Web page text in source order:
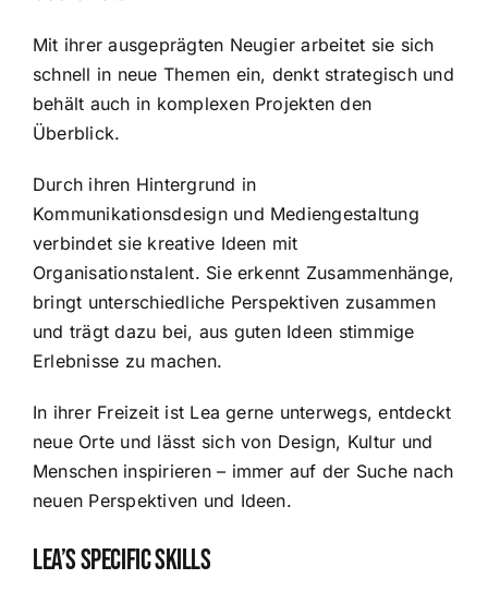
Mit ihrer ausgeprägten Neugier arbeitet sie sich
schnell in neue Themen ein, denkt strategisch und
behält auch in komplexen Projekten den
Überblick.
Durch ihren Hintergrund in
Kommunikationsdesign und Mediengestaltung
verbindet sie kreative Ideen mit
Organisationstalent. Sie erkennt Zusammenhänge,
bringt unterschiedliche Perspektiven zusammen
und trägt dazu bei, aus guten Ideen stimmige
Erlebnisse zu machen.
In ihrer Freizeit ist Lea gerne unterwegs, entdeckt
neue Orte und lässt sich von Design, Kultur und
Menschen inspirieren – immer auf der Suche nach
neuen Perspektiven und Ideen.
Lea’s Specific Skills